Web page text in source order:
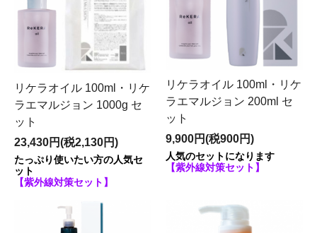
リケラオイル 100ml・リケ
ラエマルジョン 1000g セ
ット
23,430円(税2,130円)
たっぷり使いたい方の人気セ
ット
【紫外線対策セット】
リケラオイル 100ml・リケ
ラエマルジョン 200ml セ
ット
9,900円(税900円)
人気のセットになります
【紫外線対策セット】